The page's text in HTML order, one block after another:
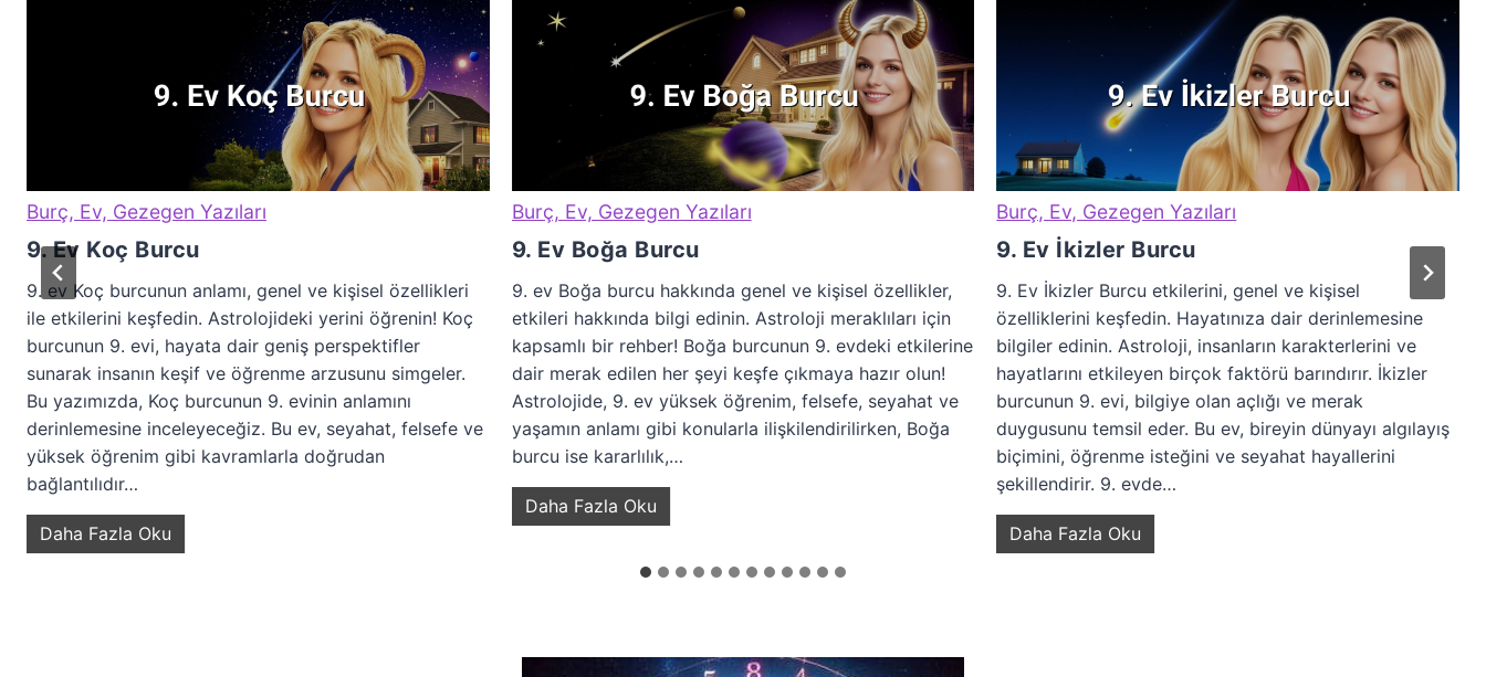
Burç, Ev, Gezegen Yazıları
9. Ev Koç Burcu
9. ev Koç burcunun anlamı, genel ve kişisel özellikleri
ile etkilerini keşfedin. Astrolojideki yerini öğrenin! Koç
burcunun 9. evi, hayata dair geniş perspektifler
sunarak insanın keşif ve öğrenme arzusunu simgeler.
Bu yazımızda, Koç burcunun 9. evinin anlamını
derinlemesine inceleyeceğiz. Bu ev, seyahat, felsefe ve
yüksek öğrenim gibi kavramlarla doğrudan
bağlantılıdır…
Daha Fazla Oku
.
Burç, Ev, Gezegen Yazıları
9. Ev Boğa Burcu
9. ev Boğa burcu hakkında genel ve kişisel özellikler,
etkileri hakkında bilgi edinin. Astroloji meraklıları için
kapsamlı bir rehber! Boğa burcunun 9. evdeki etkilerine
dair merak edilen her şeyi keşfe çıkmaya hazır olun!
Astrolojide, 9. ev yüksek öğrenim, felsefe, seyahat ve
yaşamın anlamı gibi konularla ilişkilendirilirken, Boğa
burcu ise kararlılık,…
Daha Fazla Oku9
.
ğ
Burç, Ev, Gezegen Yazıları
9. Ev İkizler Burcu
9. Ev İkizler Burcu etkilerini, genel ve kişisel
özelliklerini keşfedin. Hayatınıza dair derinlemesine
bilgiler edinin. Astroloji, insanların karakterlerini ve
hayatlarını etkileyen birçok faktörü barındırır. İkizler
burcunun 9. evi, bilgiye olan açlığı ve merak
duygusunu temsil eder. Bu ev, bireyin dünyayı algılayış
biçimini, öğrenme isteğini ve seyahat hayallerini
şekillendirir. 9. evde…
Daha Fazla Oku
.